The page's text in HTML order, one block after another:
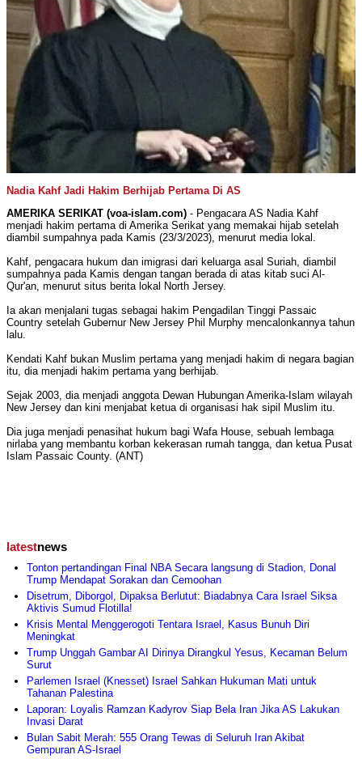
Nadia Kahf Jadi Hakim Berhijab Pertama Di AS
AMERIKA SERIKAT (voa-islam.com) - Pengacara AS Nadia Kahf
menjadi hakim pertama di Amerika Serikat yang memakai hijab setelah
diambil sumpahnya pada Kamis (23/3/2023), menurut media lokal.
Kahf, pengacara hukum dan imigrasi dari keluarga asal Suriah, diambil
sumpahnya pada Kamis dengan tangan berada di atas kitab suci Al-
Qur'an, menurut situs berita lokal North Jersey.
Ia akan menjalani tugas sebagai hakim Pengadilan Tinggi Passaic
Country setelah Gubernur New Jersey Phil Murphy mencalonkannya tahun
lalu.
Kendati Kahf bukan Muslim pertama yang menjadi hakim di negara bagian
itu, dia menjadi hakim pertama yang berhijab.
Sejak 2003, dia menjadi anggota Dewan Hubungan Amerika-Islam wilayah
New Jersey dan kini menjabat ketua di organisasi hak sipil Muslim itu.
Dia juga menjadi penasihat hukum bagi Wafa House, sebuah lembaga
nirlaba yang membantu korban kekerasan rumah tangga, dan ketua Pusat
Islam Passaic County. (ANT)
latestnews
Tonton pertandingan Final NBA Secara langsung di Stadion, Donal
Trump Mendapat Sorakan dan Cemoohan
Disetrum, Diborgol, Dipaksa Berlutut: Biadabnya Cara Israel Siksa
Aktivis Sumud Flotilla!
Krisis Mental Menggerogoti Tentara Israel, Kasus Bunuh Diri
Meningkat
Trump Unggah Gambar AI Dirinya Dirangkul Yesus, Kecaman Belum
Surut
Parlemen Israel (Knesset) Israel Sahkan Hukuman Mati untuk
Tahanan Palestina
Laporan: Loyalis Ramzan Kadyrov Siap Bela Iran Jika AS Lakukan
Invasi Darat
Bulan Sabit Merah: 555 Orang Tewas di Seluruh Iran Akibat
Gempuran AS-Israel